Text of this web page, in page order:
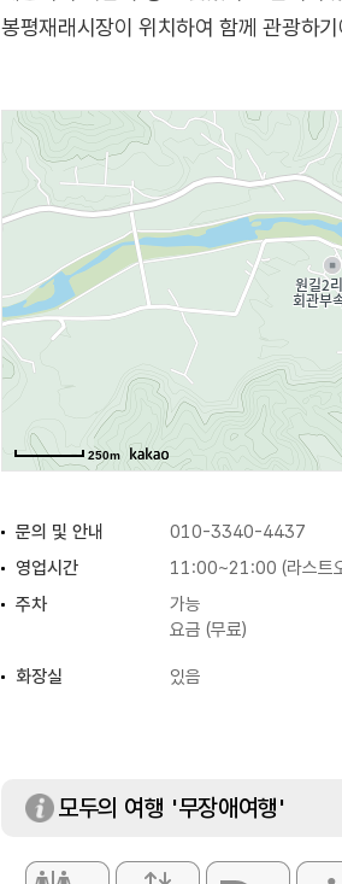
봉평재래시장이 위치하여 함께 관광하
250m
문의 및 안내 010-3340-4437
영업시간
11:00~21:00 (라스트
주차
가능
요금 (무료)
화장실
있음
모두의 여행 '무장애여행'